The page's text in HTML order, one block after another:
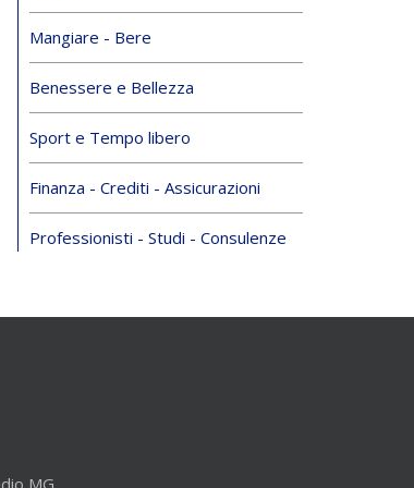
Mangiare - Bere
Benessere e Bellezza
Sport e Tempo libero
Finanza - Crediti - Assicurazioni
Professionisti - Studi - Consulenze